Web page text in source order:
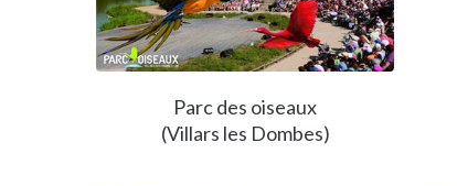
Parc des oiseaux
(Villars les Dombes)